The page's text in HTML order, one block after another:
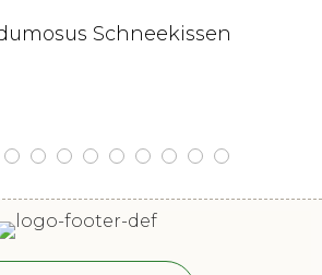
Schneekissen